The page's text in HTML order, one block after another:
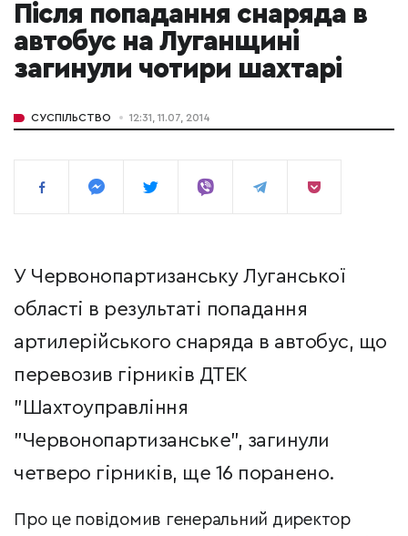
Після попадання снаряда в
автобус на Луганщині
загинули чотири шахтарі
СУСПІЛЬСТВО 12:31, 11.07, 2014
У Червонопартизанську Луганської
області в результаті попадання
артилерійського снаряда в автобус, що
перевозив гірників ДТЕК
"Шахтоуправління
"Червонопартизанське", загинули
четверо гірників, ще 16 поранено.
Про це повідомив генеральний директор